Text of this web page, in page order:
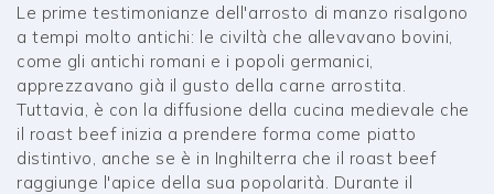
Le prime testimonianze dell'arrosto di manzo risalgono
a tempi molto antichi: le civiltà che allevavano bovini,
come gli antichi romani e i popoli germanici,
apprezzavano già il gusto della carne arrostita.
Tuttavia, è con la diffusione della cucina medievale che
il roast beef inizia a prendere forma come piatto
distintivo, anche se è in Inghilterra che il roast beef
raggiunge l'apice della sua popolarità. Durante il